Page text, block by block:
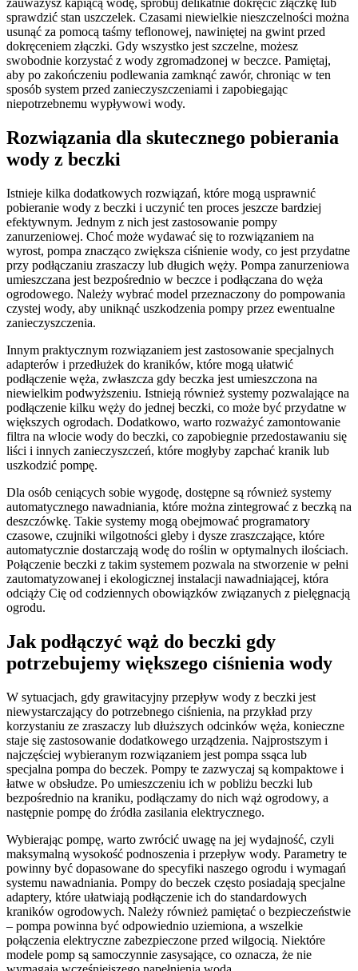
zauważysz kapiącą wodę, spróbuj delikatnie dokręcić złączkę lub
sprawdzić stan uszczelek. Czasami niewielkie nieszczelności można
usunąć za pomocą taśmy teflonowej, nawiniętej na gwint przed
dokręceniem złączki. Gdy wszystko jest szczelne, możesz
swobodnie korzystać z wody zgromadzonej w beczce. Pamiętaj,
aby po zakończeniu podlewania zamknąć zawór, chroniąc w ten
sposób system przed zanieczyszczeniami i zapobiegając
niepotrzebnemu wypływowi wody.
Rozwiązania dla skutecznego pobierania
wody z beczki
Istnieje kilka dodatkowych rozwiązań, które mogą usprawnić
pobieranie wody z beczki i uczynić ten proces jeszcze bardziej
efektywnym. Jednym z nich jest zastosowanie pompy
zanurzeniowej. Choć może wydawać się to rozwiązaniem na
wyrost, pompa znacząco zwiększa ciśnienie wody, co jest przydatne
przy podłączaniu zraszaczy lub długich węży. Pompa zanurzeniowa
umieszczana jest bezpośrednio w beczce i podłączana do węża
ogrodowego. Należy wybrać model przeznaczony do pompowania
czystej wody, aby uniknąć uszkodzenia pompy przez ewentualne
zanieczyszczenia.
Innym praktycznym rozwiązaniem jest zastosowanie specjalnych
adapterów i przedłużek do kraników, które mogą ułatwić
podłączenie węża, zwłaszcza gdy beczka jest umieszczona na
niewielkim podwyższeniu. Istnieją również systemy pozwalające na
podłączenie kilku węży do jednej beczki, co może być przydatne w
większych ogrodach. Dodatkowo, warto rozważyć zamontowanie
filtra na wlocie wody do beczki, co zapobiegnie przedostawaniu się
liści i innych zanieczyszczeń, które mogłyby zapchać kranik lub
uszkodzić pompę.
Dla osób ceniących sobie wygodę, dostępne są również systemy
automatycznego nawadniania, które można zintegrować z beczką na
deszczówkę. Takie systemy mogą obejmować programatory
czasowe, czujniki wilgotności gleby i dysze zraszczające, które
automatycznie dostarczają wodę do roślin w optymalnych ilościach.
Połączenie beczki z takim systemem pozwala na stworzenie w pełni
zautomatyzowanej i ekologicznej instalacji nawadniającej, która
odciąży Cię od codziennych obowiązków związanych z pielęgnacją
ogrodu.
Jak podłączyć wąż do beczki gdy
potrzebujemy większego ciśnienia wody
W sytuacjach, gdy grawitacyjny przepływ wody z beczki jest
niewystarczający do potrzebnego ciśnienia, na przykład przy
korzystaniu ze zraszaczy lub dłuższych odcinków węża, konieczne
staje się zastosowanie dodatkowego urządzenia. Najprostszym i
najczęściej wybieranym rozwiązaniem jest pompa ssąca lub
specjalna pompa do beczek. Pompy te zazwyczaj są kompaktowe i
łatwe w obsłudze. Po umieszczeniu ich w pobliżu beczki lub
bezpośrednio na kraniku, podłączamy do nich wąż ogrodowy, a
następnie pompę do źródła zasilania elektrycznego.
Wybierając pompę, warto zwrócić uwagę na jej wydajność, czyli
maksymalną wysokość podnoszenia i przepływ wody. Parametry te
powinny być dopasowane do specyfiki naszego ogrodu i wymagań
systemu nawadniania. Pompy do beczek często posiadają specjalne
adaptery, które ułatwiają podłączenie ich do standardowych
kraników ogrodowych. Należy również pamiętać o bezpieczeństwie
– pompa powinna być odpowiednio uziemiona, a wszelkie
połączenia elektryczne zabezpieczone przed wilgocią. Niektóre
modele pomp są samoczynnie zasysające, co oznacza, że nie